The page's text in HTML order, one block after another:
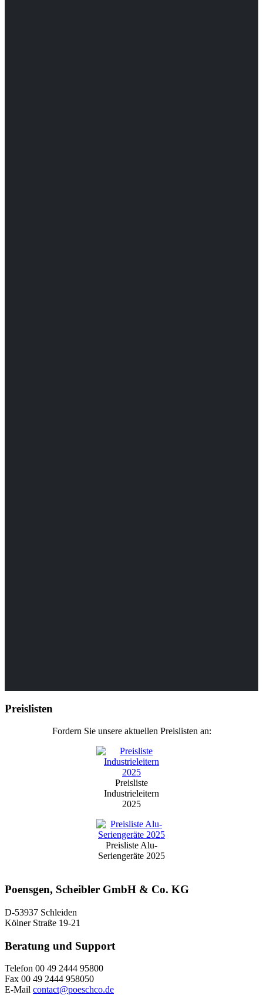
Preislisten
Fordern Sie unsere aktuellen Preislisten an:
Preisliste
Industrieleitern
2025
Preisliste Alu-
Seriengeräte 2025
Poensgen, Scheibler GmbH & Co. KG
D-53937 Schleiden
Kölner Straße 19-21
Beratung und Support
Telefon 00 49 2444 95800
Fax 00 49 2444 958050
E-Mail contact@poeschco.de